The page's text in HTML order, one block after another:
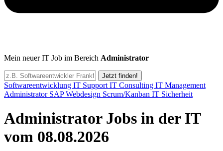
Mein neuer IT Job im Bereich Administrator
Jetzt finden!
Softwareentwicklung IT Support IT Consulting IT Management
Administrator SAPWebdesign Scrum/Kanban IT Sicherheit
Administrator Jobs in der IT
vom 08.08.2026